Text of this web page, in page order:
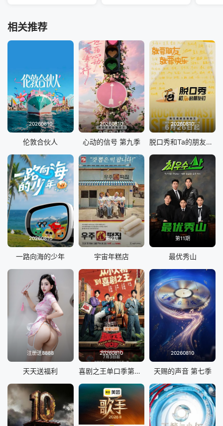
相关推荐
20260810
伦敦合伙人
20260810
心动的信号 第九季
20260810
脱口秀和Ta的朋友们 第三季
20260810
一路向海的少年
第2期
宇宙年糕店
第11期
最优秀山
注册送8888
天天送福利
20260810
喜剧之王单口季第三季
20260810
天赐的声音 第七季